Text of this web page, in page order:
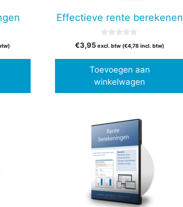
Effectieve rente berekenen
v
5
€3,95 excl. btw (€4,78 incl. btw)
Toevoegen aan
winkelwagen